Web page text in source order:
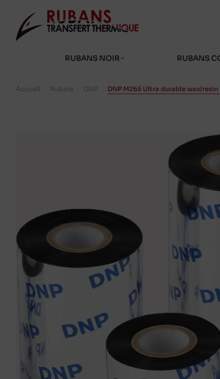
RUBANS NOIR RUBANS
Accueil Rubans DNP DNP M265 Ultra durable wax/